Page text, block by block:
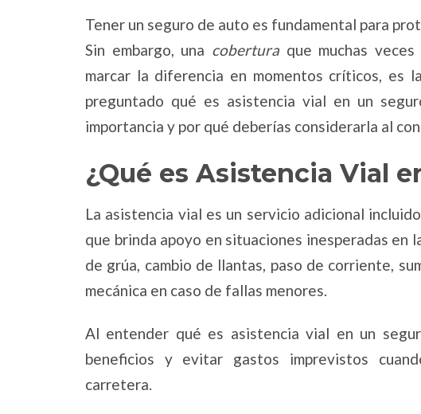
Tener un seguro de auto es fundamental para
Sin embargo, una cobertura que muchas
marcar la diferencia en momentos críticos, es la
preguntado qué es asistencia vial en un
importancia y por qué deberías considerarla al
¿Qué es Asistencia Vial
La asistencia vial es un servicio adicional
que brinda apoyo en situaciones inesperadas en
de grúa, cambio de llantas, paso de corriente,
mecánica en caso de fallas menores.
Al entender qué es asistencia vial en un
beneficios y evitar gastos imprevistos
carretera.